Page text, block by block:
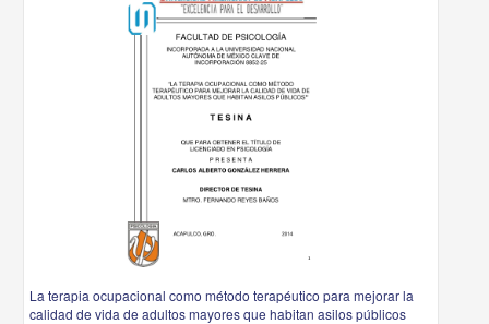
La terapia ocupacional como método terapéutico para mejorar la
calidad de vida de adultos mayores que habitan asilos públicos